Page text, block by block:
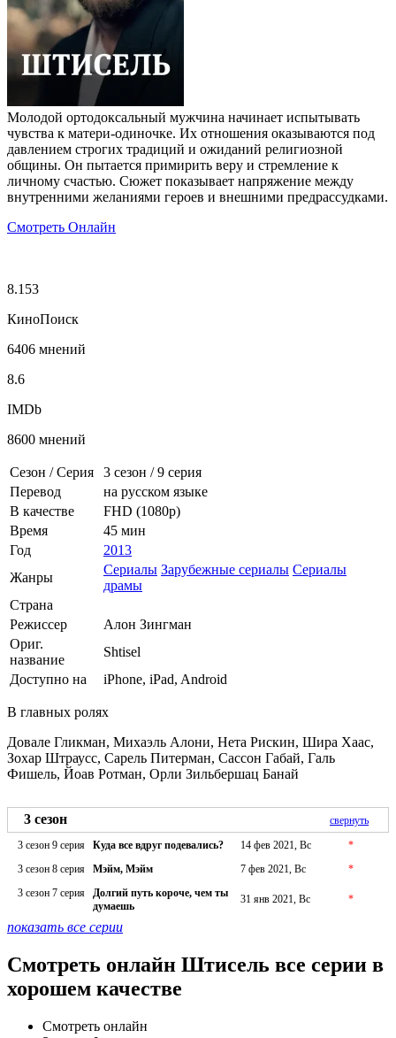
Молодой ортодоксальный мужчина начинает испытывать
чувства к матери‑одиночке. Их отношения оказываются под
давлением строгих традиций и ожиданий религиозной
общины. Он пытается примирить веру и стремление к
личному счастью. Сюжет показывает напряжение между
внутренними желаниями героев и внешними предрассудками.
Смотреть Онлайн
8.153
КиноПоиск
6406 мнений
8.6
IMDb
8600 мнений
Сезон / Серия 3 сезон /9 серия
Перевод
на русском языке
В качестве
FHD (1080p)
Время
45 мин
Год
2013
Жанры
Сериалы Зарубежные сериалы Сериалы
драмы
Страна
Режиссер
Алон Зингман
Ориг.
название
Shtisel
Доступно на
iPhone, iPad, Android
В главных ролях
Довале Гликман, Михаэль Алони, Нета Рискин, Шира Хаас,
Зохар Штраусс, Сарель Питерман, Сассон Габай, Галь
Фишель, Йоав Ротман, Орли Зильбершац Банай
3 сезон
свернуть
3 сезон 9 серия
Куда все вдруг подевались? 14 фев 2021, Вс
*
3 сезон 8 серия
Мэйм, Мэйм 7 фев 2021, Вс
*
3 сезон 7 серия
Долгий путь короче, чем ты
думаешь
31 янв 2021, Вс *
показать все серии
Смотреть онлайн Штисель все серии в
хорошем качестве
Смотреть онлайн